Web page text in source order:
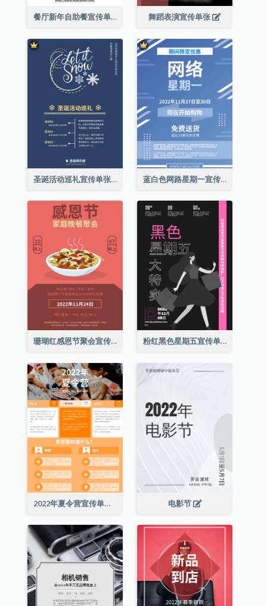
餐厅新年自助餐宣传单张 舞蹈表演宣传单张
圣诞活动巡礼宣传单张(附介绍) 蓝白色网路星期一宣传单张
珊瑚红感恩节聚会宣传单张 粉红黑色星期五宣传单张
2022年夏令营宣传单张 电影节